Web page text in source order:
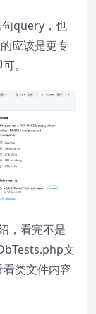
句query，也
应该是更专
。
，看完不是
文
类文件内容